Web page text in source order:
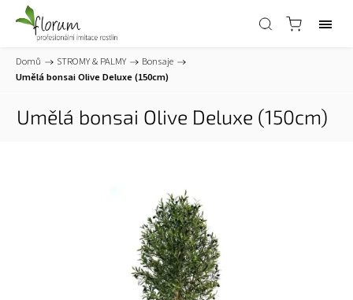
Domů / STROMY & PALMY / Bonsaje /
Umělá bonsai Olive Deluxe (150cm)
Umělá bonsai Olive Deluxe (150cm)